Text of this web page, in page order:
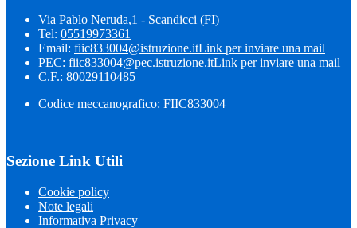
Via Pablo Neruda,1 - Scandicci (FI)
Tel: 05519973361
Email: fiic833004@istruzione.itLink per inviare una mail
PEC: fiic833004@pec.istruzione.itLink per inviare una mail
C.F.: 80029110485
Codice meccanografico: FIIC833004
Sezione Link Utili
Cookie policy
Note legali
Informativa Privacy